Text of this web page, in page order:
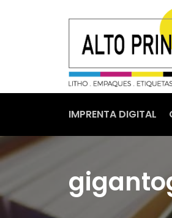
IMPRENTA DIGITAL